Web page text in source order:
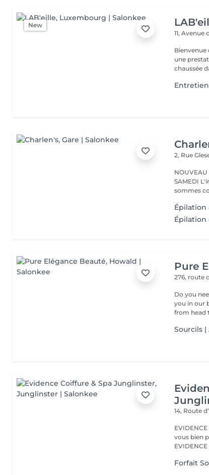
New
11, Avenue
une prestation,
chaussée
2, Rue
SAMEDI L'incontournable institut de beauté à Luxembourg. Nous
sommes
Épilation
Pure
276, route
Do you need a
you in our beauty salon .
from head
Sourcils |
14, Route
EVIDENCE
vous bien
EVIDENCE
Forfait